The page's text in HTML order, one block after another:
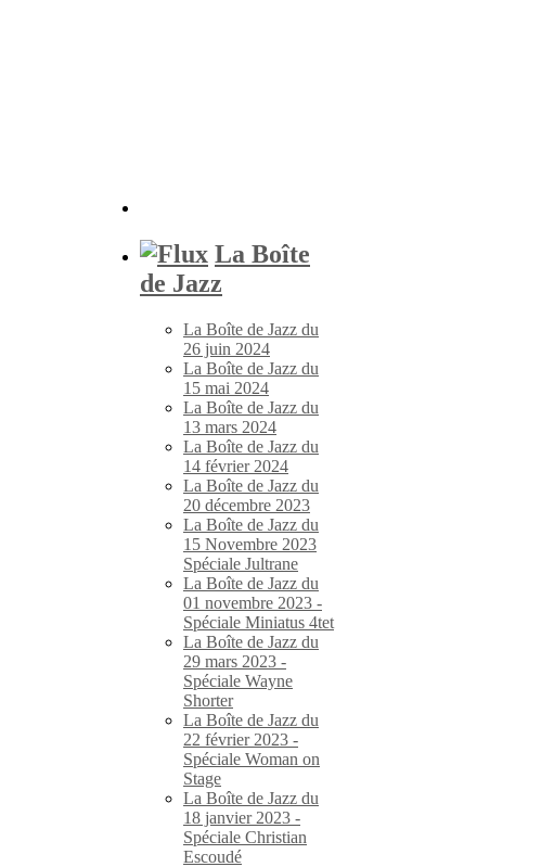
La Boîte
de Jazz
La Boîte de Jazz du
26 juin 2024
La Boîte de Jazz du
15 mai 2024
La Boîte de Jazz du
13 mars 2024
La Boîte de Jazz du
14 février 2024
La Boîte de Jazz du
20 décembre 2023
La Boîte de Jazz du
15 Novembre 2023
Spéciale Jultrane
La Boîte de Jazz du
01 novembre 2023 -
Spéciale Miniatus 4tet
La Boîte de Jazz du
29 mars 2023 -
Spéciale Wayne
Shorter
La Boîte de Jazz du
22 février 2023 -
Spéciale Woman on
Stage
La Boîte de Jazz du
18 janvier 2023 -
Spéciale Christian
Escoudé